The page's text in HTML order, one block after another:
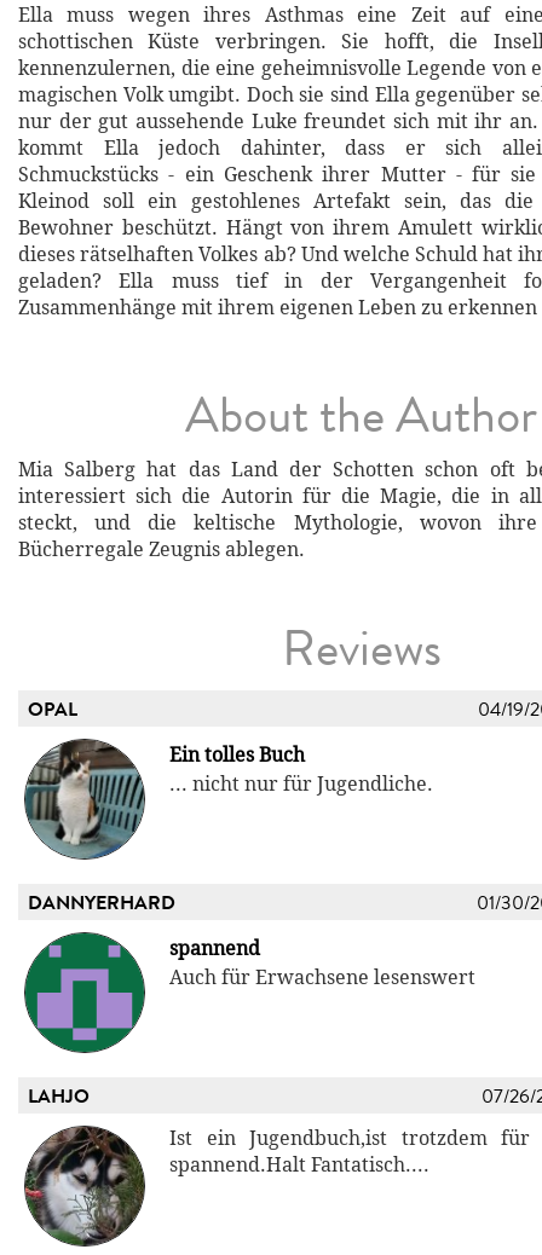
Ella muss wegen ihres Asthmas eine Zeit auf
schottischen Küste verbringen. Sie hofft, die
kennenzulernen, die eine geheimnisvolle Legende von
magischen Volk umgibt. Doch sie sind Ella gegenüber
nur der gut aussehende Luke freundet sich mit ihr
kommt Ella jedoch dahinter, dass er sich
Schmuckstücks - ein Geschenk ihrer Mutter - für
Kleinod soll ein gestohlenes Artefakt sein, das
Bewohner beschützt. Hängt von ihrem Amulett
dieses rätselhaften Volkes ab? Und welche Schuld hat
geladen? Ella muss tief in der Vergangenheit
Zusammenhänge mit ihrem eigenen Leben zu erkennen
About the Author
Mia Salberg hat das Land der Schotten schon oft
interessiert sich die Autorin für die Magie, die in
steckt, und die keltische Mythologie, wovon ihre
Bücherregale Zeugnis ablegen.
Reviews
OPAL 04/19/
Ein tolles Buch
... nicht nur für Jugendliche.
DANNYERHARD 01/30/
spannend
Auch für Erwachsene lesenswert
LAHJO 07/26/
Ist ein Jugendbuch,ist trotzdem für
spannend.Halt Fantatisch....